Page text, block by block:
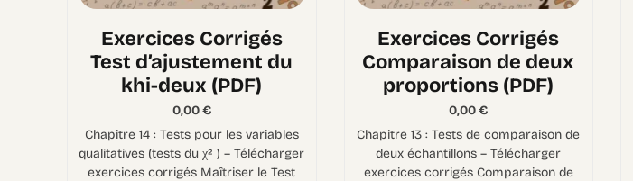
Exercices Corrigés
Test d’ajustement du
khi-deux (PDF)
0,00€
Chapitre 14 : Tests pour les variables
qualitatives (tests du χ² ) – Télécharger
exercices corrigés Maîtriser le Test
Exercices Corrigés
Comparaison de deux
proportions (PDF)
0,00€
Chapitre 13 : Tests de comparaison de
deux échantillons – Télécharger
exercices corrigés Comparaison de